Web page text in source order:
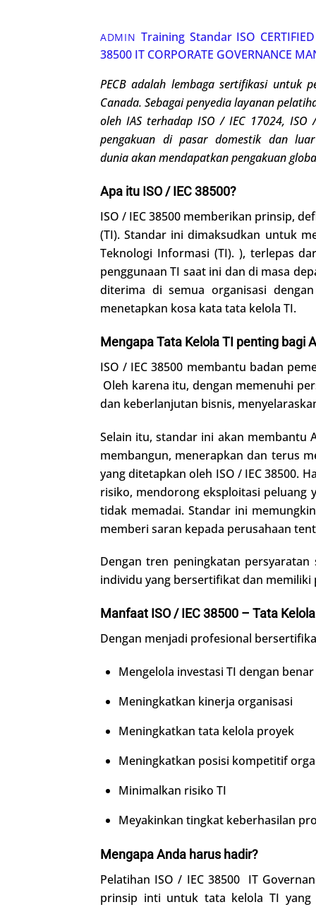
ADMIN Training Standar ISO
38500 IT CORPORATE GOVERNANCE
PECB adalah lembaga sertifikasi untuk
Canada. Sebagai penyedia layanan
oleh IAS terhadap ISO / IEC 17024, ISO
pengakuan di pasar domestik dan
duniaakanmendapatkanpengakuan
Apa itu ISO / IEC 38500?
ISO / IEC 38500 memberikan prinsip,
(TI). Standar ini dimaksudkan untuk
Teknologi Informasi (TI). ), terlepas
penggunaan TI saat ini dan di masa
diterima di semua organisasi
menetapkan kosa kata tata kelola TI.
Mengapa Tata Kelola TI penting bagi
ISO / IEC 38500 membantu badan
Oleh karena itu, dengan memenuhi
dan keberlanjutan bisnis,
Selain itu, standar ini akan membantu
membangun, menerapkan dan terus
yang ditetapkan oleh ISO / IEC 38500.
risiko, mendorong eksploitasi peluang
tidak memadai. Standar ini
memberi saran kepada perusahaan
Dengan tren peningkatan
individu yang bersertifikat dan memiliki
Manfaat ISO / IEC 38500 – Tata
Dengan menjadi profesional
Mengelola investasi TI dengan benar
Meningkatkan kinerja organisasi
Meningkatkan tata kelola proyek
Meningkatkan posisi kompetitif
Minimalkan risiko TI
Meyakinkan tingkat keberhasilan
Mengapa Anda harus hadir?
Pelatihan ISO / IEC 38500 IT
prinsip inti untuk tata kelola TI yang